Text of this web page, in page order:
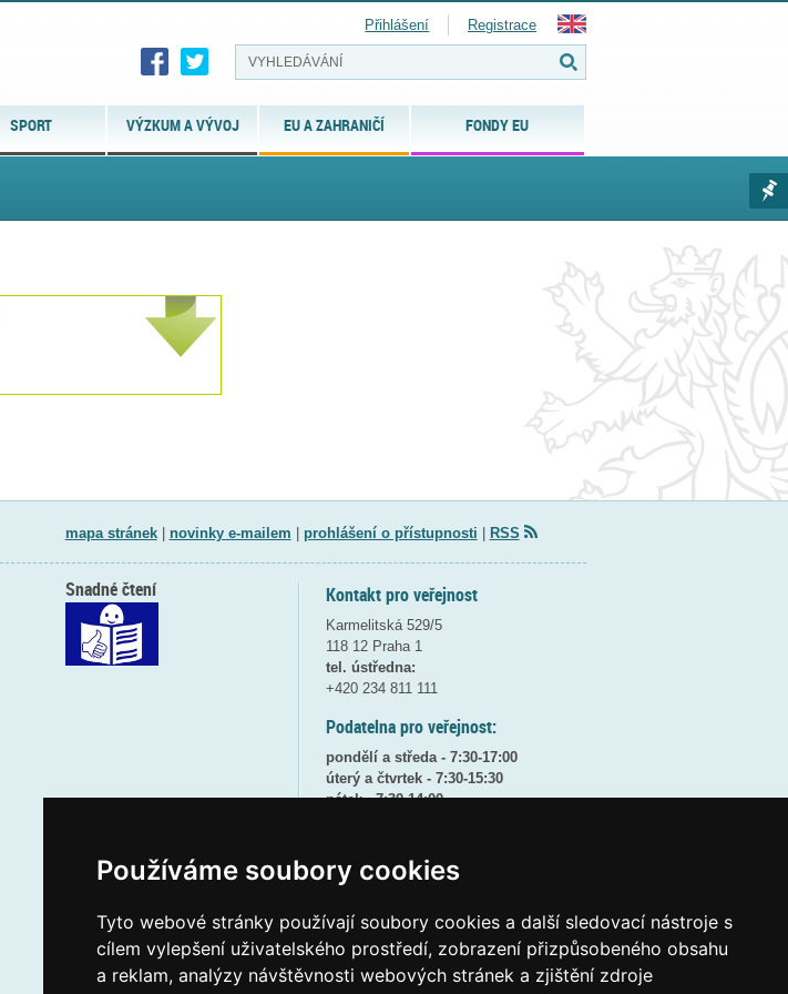
Používáme soubory cookies
Tyto webové stránky používají soubory cookies a další sledovací nástroje s
cílem vylepšení uživatelského prostředí, zobrazení přizpůsobeného obsahu
a reklam, analýzy návštěvnosti webových stránek a zjištění zdroje
SPORT VÝZKUM A VÝVOJ EU A ZAHRANIČÍ FONDY EU
Přihlášení Registrace
mapa stránek| novinky e-mailem prohlášení o přístupnosti RSS
Kontakt pro veřejnost
Karmelitská 529/5
118 12 Praha 1
tel. ústředna:
+420 234 811 111
Podatelna pro veřejnost:
pondělí a středa - 7:30-17:00
úterý a čtvrtek - 7:30-15:30
pátek - 7:30-14:00
(více informacíZDE)
posta@msmtgovcz
ID datové schránky: vidaawt
Snadné čtení